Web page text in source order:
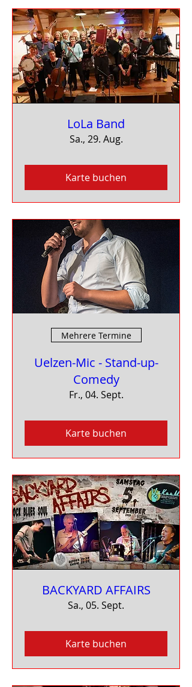
LoLa Band
Sa., 29. Aug.
Karte buchen
Mehrere Termine
Uelzen-Mic - Stand-up-
Comedy
Fr., 04. Sept.
Karte buchen
BACKYARD AFFAIRS
Sa., 05. Sept.
Karte buchen